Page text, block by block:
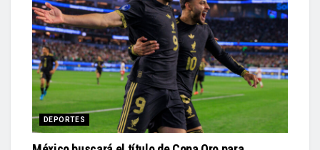
DEPORTES